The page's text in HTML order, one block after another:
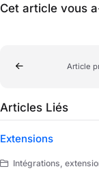
Cet article vous
Article
Articles Liés
Extensions
Intégrations, extensions